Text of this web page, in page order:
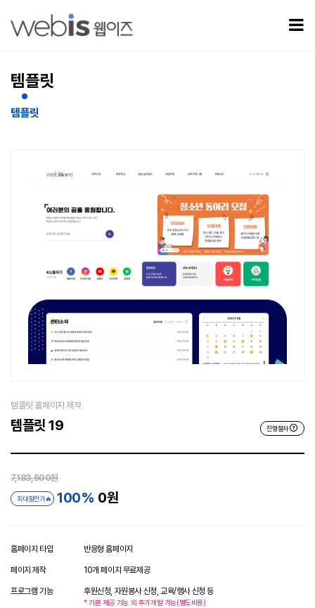
템플릿
템플릿
템플릿 홈페이지 제작
템플릿 19 진행절차
7,183,500원
최대 할인가🔥 100% 0원
홈페이지 타입 반응형 홈페이지
페이지 제작 10개 페이지 무료제공
프로그램 기능 후원신청, 자원봉사 신청, 교육/행사 신청 등
* 기본 제공 기능 외 추가개발 가능(별도비용)